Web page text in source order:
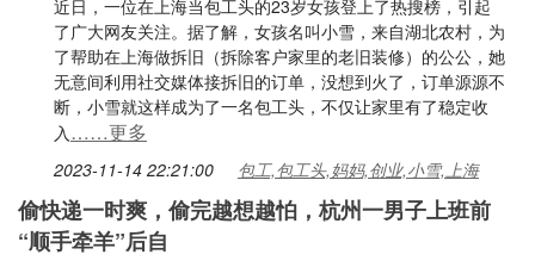
近日，一位在上海当包工头的23岁女孩登上了热搜榜，引起
了广大网友关注。据了解，女孩名叫小雪，来自湖北农村，为
了帮助在上海做拆旧（拆除客户家里的老旧装修）的公公，她
无意间利用社交媒体接拆旧的订单，没想到火了，订单源源不
断，小雪就这样成为了一名包工头，不仅让家里有了稳定收
入……更多
2023-11-14 22:21:00 包工,包工头,妈妈,创业,小雪,上海
偷快递一时爽，偷完越想越怕，杭州一男子上班前
“顺手牵羊”后自